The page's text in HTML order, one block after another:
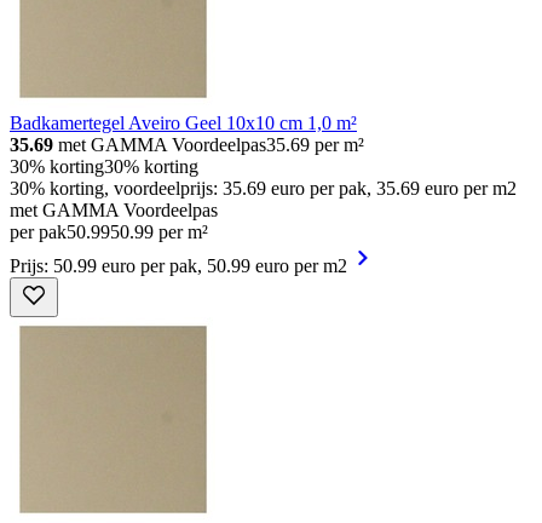
Badkamertegel Aveiro Geel 10x10 cm 1,0 m²
35.69 met GAMMA Voordeelpas35.69 per m²
30% korting30% korting
30% korting, voordeelprijs: 35.69 euro per pak, 35.69 euro per m2
met GAMMA Voordeelpas
per pak50.9950.99 per m²
Prijs: 50.99 euro per pak, 50.99 euro per m2